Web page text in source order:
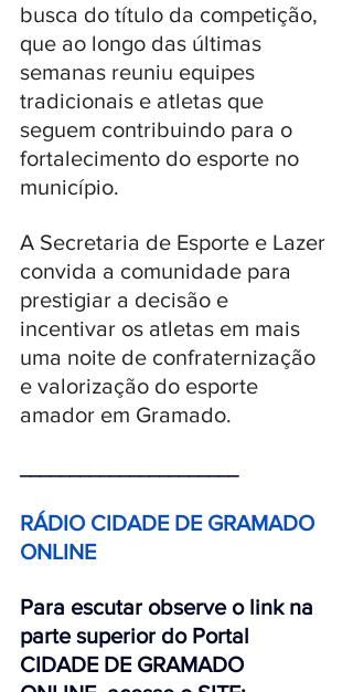
busca do título da competição,
que ao longo das últimas
semanas reuniu equipes
tradicionais e atletas que
seguem contribuindo para o
fortalecimento do esporte no
município.
A Secretaria de Esporte e Lazer
convida a comunidade para
prestigiar a decisão e
incentivar os atletas em mais
uma noite de confraternização
e valorização do esporte
amador em Gramado.
RÁDIO CIDADE DE GRAMADO
ONLINE
Para escutar observe o link na
parte superior do Portal
CIDADE DE GRAMADO